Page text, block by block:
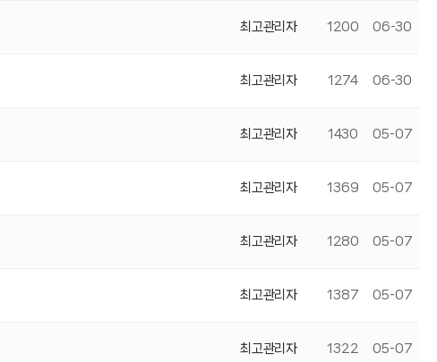
최고관리자 1200 06-30
최고관리자 1274 06-30
최고관리자 1430 05-07
최고관리자 1369 05-07
최고관리자 1280 05-07
최고관리자 1387 05-07
최고관리자 1322 05-07